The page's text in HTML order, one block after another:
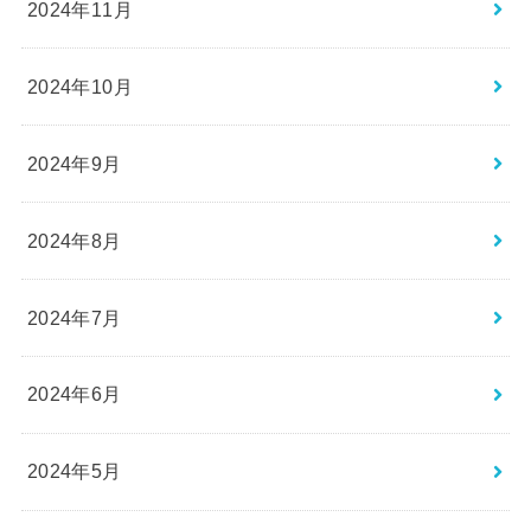
2024年11月
2024年10月
2024年9月
2024年8月
2024年7月
2024年6月
2024年5月